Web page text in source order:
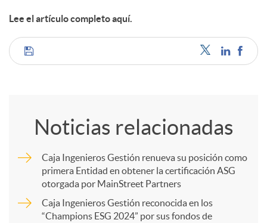
Lee el artículo completo aquí.
C
m
Noticias relacionadas
Caja Ingenieros Gestión renueva su posición como
primera Entidad en obtener la certificación ASG
otorgada por MainStreet Partners
Caja Ingenieros Gestión reconocida en los
“Champions ESG 2024” por sus fondos de